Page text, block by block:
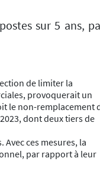
sur 5 ans,
de limiter la
provoquerait un
le non-remplacement
dont deux tiers de
ces mesures, la
par rapport à leur